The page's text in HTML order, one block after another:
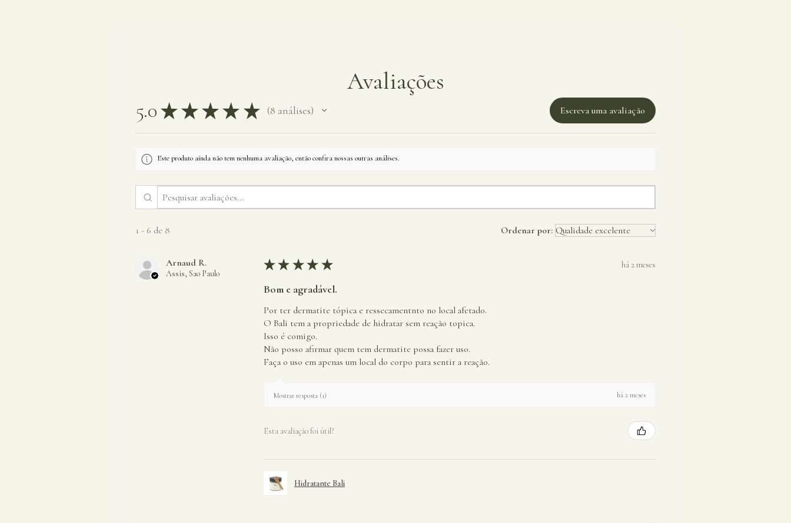
Avaliações
5.0 ★ ★ ★ ★ ★ 8 análises
8 Escreva uma avaliação
Este produto ainda não tem nenhuma avaliação, então confira nossas outras análises.
1 - 6 de 8 Ordenar por:
Arnaud R.
Assis, Sao Paulo
★ ★ ★ ★ ★ há 2 meses
Bom e agradável.
Por ter dermatite tópica e ressecamentnto no local afetado.
O Bali tem a propriedade de hidratar sem reação topica.
Isso é comigo.
Não posso afirmar quem tem dermatite possa fazer uso.
Faça o uso em apenas um local do corpo para sentir a reação.
Mostrar resposta (1) há 2 meses
Esta avaliação foi útil?
Hidratante Bali